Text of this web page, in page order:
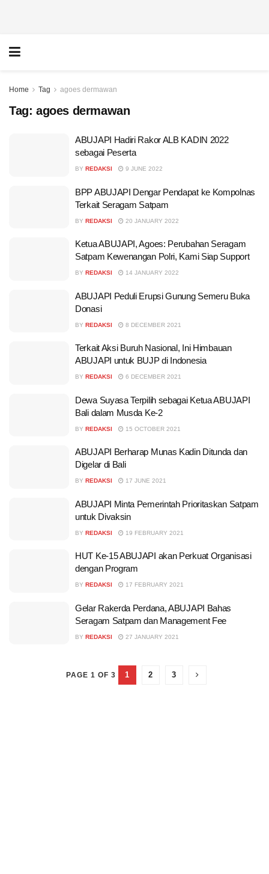
Home Tag agoes dermawan
Tag: agoes dermawan
ABUJAPI Hadiri Rakor ALB KADIN 2022
sebagai Peserta
BY REDAKSI 9 JUNE 2022
BPP ABUJAPI Dengar Pendapat ke Kompolnas
Terkait Seragam Satpam
BY REDAKSI 20 JANUARY 2022
Ketua ABUJAPI, Agoes: Perubahan Seragam
Satpam Kewenangan Polri, Kami Siap Support
BY REDAKSI 14 JANUARY 2022
ABUJAPI Peduli Erupsi Gunung Semeru Buka
Donasi
BY REDAKSI 8 DECEMBER 2021
Terkait Aksi Buruh Nasional, Ini Himbauan
ABUJAPI untuk BUJP di Indonesia
BY REDAKSI 6 DECEMBER 2021
Dewa Suyasa Terpilih sebagai Ketua ABUJAPI
Bali dalam Musda Ke-2
BY REDAKSI 15 OCTOBER 2021
ABUJAPI Berharap Munas Kadin Ditunda dan
Digelar di Bali
BY REDAKSI 17 JUNE 2021
ABUJAPI Minta Pemerintah Prioritaskan Satpam
untuk Divaksin
BY REDAKSI 19 FEBRUARY 2021
HUT Ke-15 ABUJAPI akan Perkuat Organisasi
dengan Program
BY REDAKSI 17 FEBRUARY 2021
Gelar Rakerda Perdana, ABUJAPI Bahas
Seragam Satpam dan Management Fee
BY REDAKSI 27 JANUARY 2021
PAGE 1 OF 3 1 2 3